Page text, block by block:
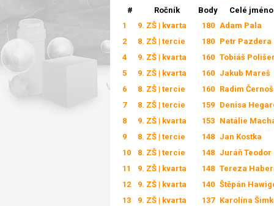
# Ročník Body
Celé
1
9. ZŠ | kvarta 180 Adam Pala
2
8. ZŠ | tercie 180
Petr Pazdera
4
9. ZŠ | kvarta 160 Tobiáš
5
9. ZŠ | kvarta 160 Jakub Mareš
6
8. ZŠ | tercie 160
Radim
7
8. ZŠ | tercie 159
Denisa
8
9. ZŠ | kvarta 153
Natálie
9
8. ZŠ | tercie 148 Jan Kostka
10
8. ZŠ | tercie 148 Juráň Teodor
11
9. ZŠ | kvarta 148 Tereza
12
9. ZŠ | kvarta 140 Štěpán
13
9. ZŠ | kvarta 137
Karolína